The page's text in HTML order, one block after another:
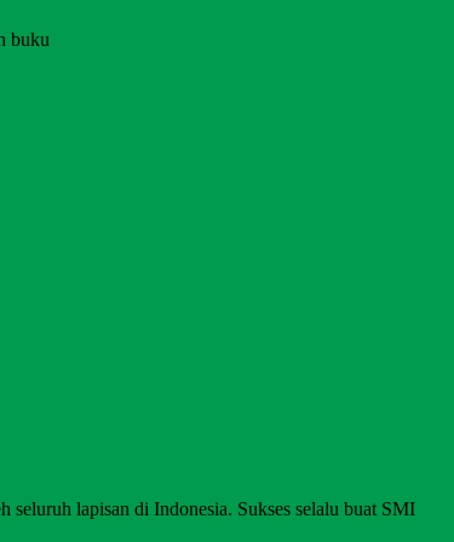
buku
lapisan di Indonesia. Sukses selalu buat SMI